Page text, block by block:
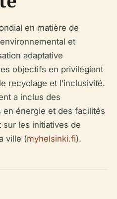
en matière de
et
adaptative
objectifs en privilégiant
recyclage et l’inclusivité.
a inclus des
énergie et des facilités
sur les initiatives de
ville (myhelsinki.fi).